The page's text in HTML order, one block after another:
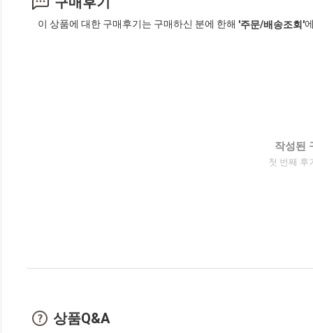
이 상품에 대한 구매후기는 구매하신 분에 한해 '주문/배송조회'
작성된
첫 번째 후
상품Q&A